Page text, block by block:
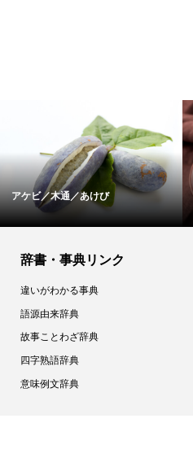
紅鮭のカロリー・栄養成分表
辞書・事典リンク
違いがわかる事典
語源由来辞典
故事ことわざ辞典
四字熟語辞典
意味例文辞典